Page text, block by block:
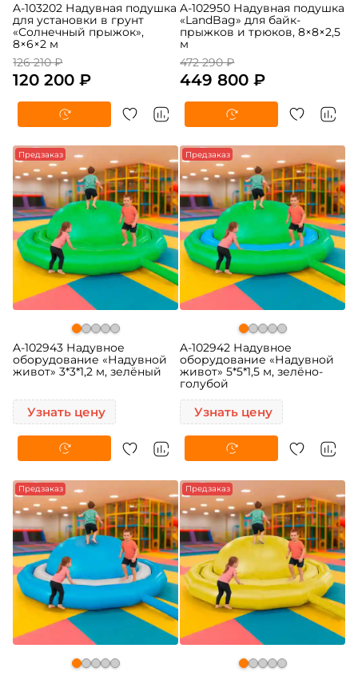
A-103202 Надувная подушка
для установки в грунт
«Солнечный прыжок»,
8×6×2 м
126 210 ₽
120 200 ₽
A-102950 Надувная подушка
«LandBag» для байк-
прыжков и трюков, 8×8×2,5
м
472 290 ₽
449 800 ₽
Предзаказ
A-102943 Надувное
оборудование «Надувной
живот» 3*3*1,2 м, зелёный
Узнать цену
Предзаказ
A-102942 Надувное
оборудование «Надувной
живот» 5*5*1,5 м, зелёно-
голубой
Узнать цену
Предзаказ Предзаказ